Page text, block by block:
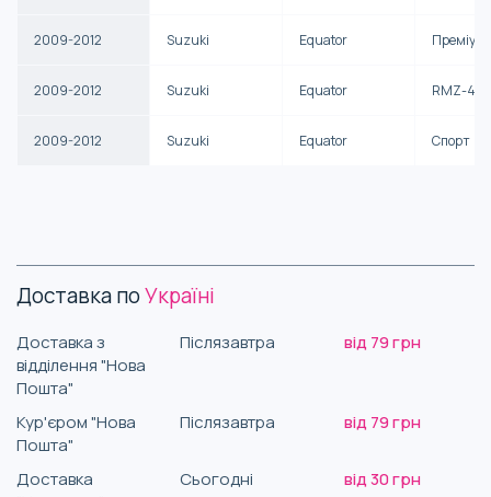
2009-2012 Suzuki Equator Преміум
2009-2012 Suzuki Equator RMZ-4
2009-2012 Suzuki Equator Спорт
Доставка поУкраїні
Доставка з
відділення "Нова
Пошта"
Післязавтра від 79 грн
Кур'єром "Нова
Пошта"
Післязавтра від 79 грн
Доставка
Сьогодні від 30 грн